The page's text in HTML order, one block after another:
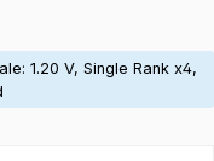
1.20 V, Single Rank x4,